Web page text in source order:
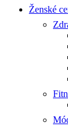
Ženské